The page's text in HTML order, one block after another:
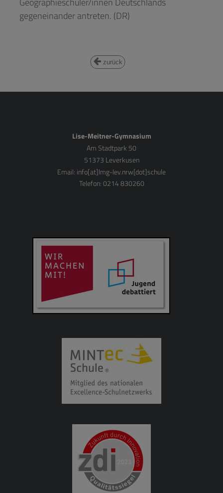
gegeneinander antreten. (DR)
zurück
Lise-Meitner-Gymnasium
Am Stadtpark 50
51373 Leverkusen
Email: info[at]lmg-lev.nrw[dot]schule
Telefon: 0214 830260